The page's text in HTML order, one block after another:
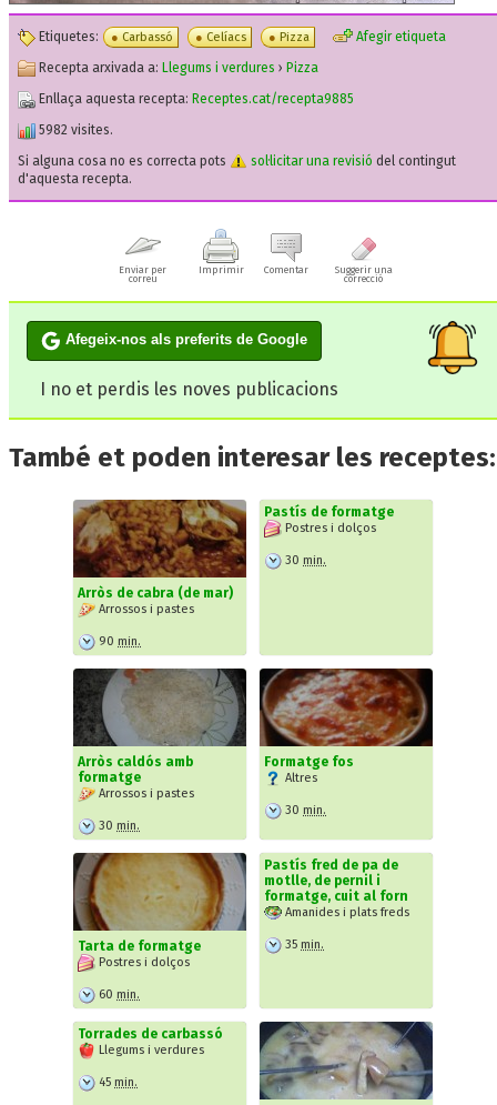
Etiquetes: Carbassó Celíacs Pizza
Afegir etiqueta
Recepta arxivada a: Llegums i verdures › Pizza
Enllaça aquesta recepta: Receptes.cat/recepta9885
5982 visites.
Si alguna cosa no es correcta pots
sol·licitar una revisió del contingut
d'aquesta recepta.
Enviar per
correu
Imprimir Comentar
Suggerir una
correcció
Afegeix-nos als preferits de Google
I no et perdis les noves publicacions
També et poden interesar les receptes:
Arròs de cabra (de mar)
Arrossos i pastes
90 min.
Pastís de formatge
Postres i dolços
30 min.
Arròs caldós amb
formatge
Arrossos i pastes
30 min.
Formatge fos
Altres
30 min.
Tarta de formatge
Postres i dolços
60 min.
Pastís fred de pa de
motlle, de pernil i
formatge, cuit al forn
Amanides i plats freds
35 min.
Torrades de carbassó
Llegums i verdures
45 min.